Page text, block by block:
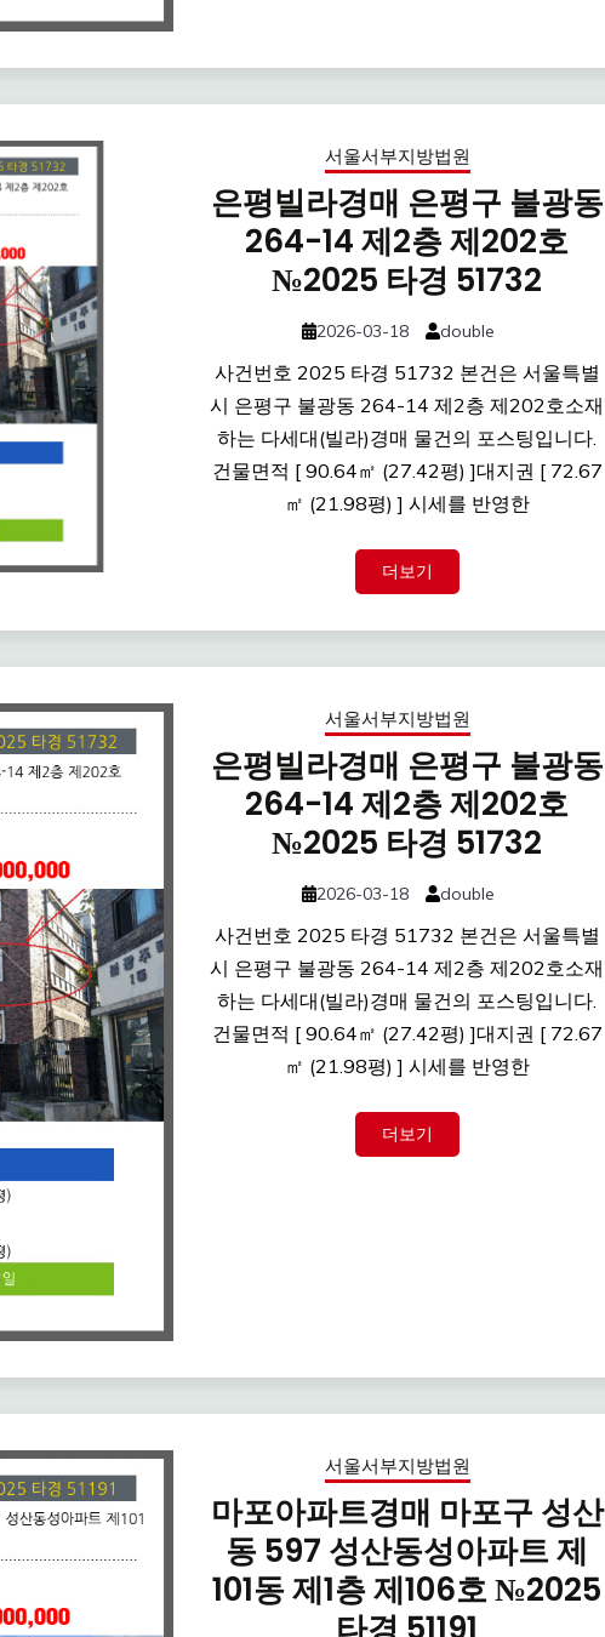
서울서부지방법원
은평빌라경매 은평구 불광동
264-14 제2층 제202호
№2025 타경 51732
2026-03-18 double
사건번호 2025 타경 51732 본건은 서울특별
시 은평구 불광동 264-14 제2층 제202호소재
하는 다세대(빌라)경매 물건의 포스팅입니다.
건물면적 [ 90.64㎡ (27.42평) ]대지권 [ 72.67
㎡ (21.98평) ] 시세를 반영한
더보기
서울서부지방법원
은평빌라경매 은평구 불광동
264-14 제2층 제202호
№2025 타경 51732
2026-03-18 double
사건번호 2025 타경 51732 본건은 서울특별
시 은평구 불광동 264-14 제2층 제202호소재
하는 다세대(빌라)경매 물건의 포스팅입니다.
건물면적 [ 90.64㎡ (27.42평) ]대지권 [ 72.67
㎡ (21.98평) ] 시세를 반영한
더보기
서울서부지방법원
마포아파트경매 마포구 성산
동 597 성산동성아파트 제
101동 제1층 제106호 №2025
타경 51191